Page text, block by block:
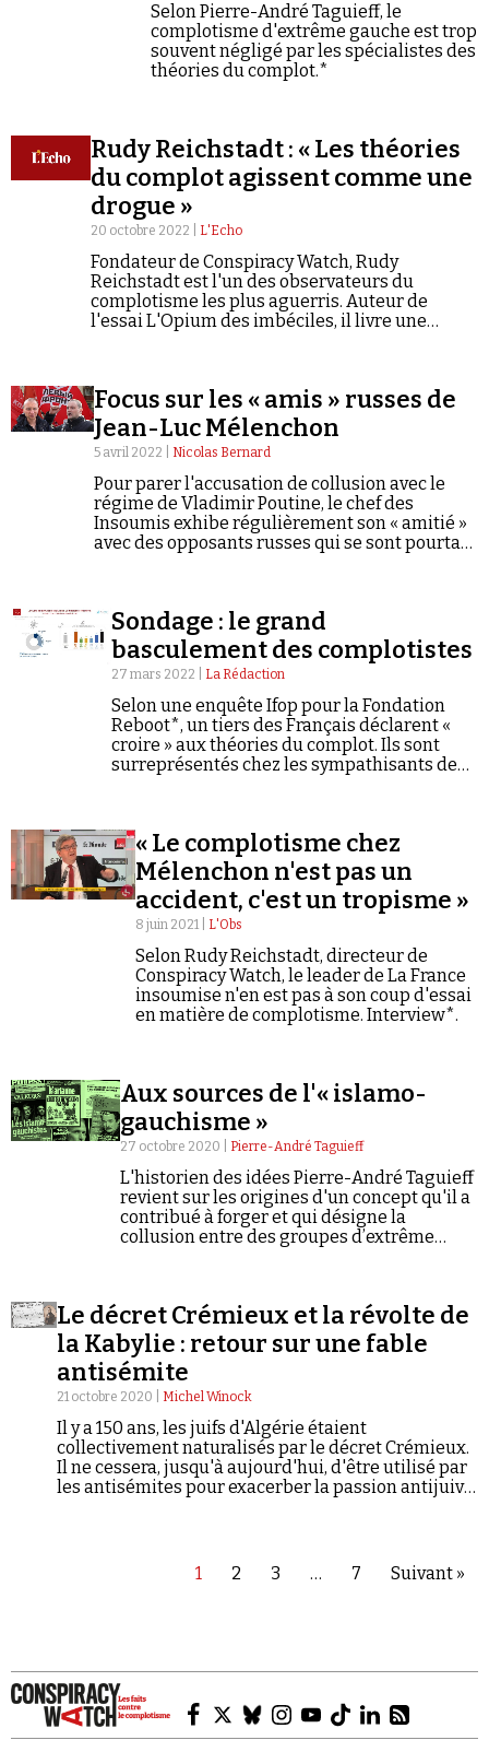
Selon Pierre-André Taguieff, le
complotisme d'extrême gauche est trop
souvent négligé par les spécialistes des
théories du complot.*
Rudy Reichstadt : « Les théories
du complot agissent comme une
drogue »
20 octobre 2022 | L'Echo
Fondateur de Conspiracy Watch, Rudy
Reichstadt est l'un des observateurs du
complotisme les plus aguerris. Auteur de
l'essai L'Opium des imbéciles, il livre une
Focus sur les « amis » russes de
Jean-Luc Mélenchon
5 avril 2022 | Nicolas Bernard
Pour parer l'accusation de collusion avec le
régime de Vladimir Poutine, le chef des
Insoumis exhibe régulièrement son « amitié »
avec des opposants russes qui se sont pourtant
Sondage : le grand
basculement des complotistes
27 mars 2022 | La Rédaction
Selon une enquête Ifop pour la Fondation
Reboot*, un tiers des Français déclarent «
croire » aux théories du complot. Ils sont
surreprésentés chez les sympathisants de
« Le complotisme chez
Mélenchon n'est pas un
accident, c'est un tropisme »
8 juin 2021 | L'Obs
Selon Rudy Reichstadt, directeur de
Conspiracy Watch, le leader de La France
insoumise n'en est pas à son coup d'essai
en matière de complotisme. Interview*.
Aux sources de l'« islamo-
gauchisme »
27 octobre 2020 | Pierre-André Taguieff
L'historien des idées Pierre-André Taguieff
revient sur les origines d'un concept qu'il a
contribué à forger et qui désigne la
collusion entre des groupes d’extrême
Le décret Crémieux et la révolte de
la Kabylie : retour sur une fable
antisémite
21 octobre 2020 | Michel Winock
Il y a 150 ans, les juifs d'Algérie étaient
collectivement naturalisés par le décret Crémieux.
Il ne cessera, jusqu'à aujourd'hui, d'être utilisé par
les antisémites pour exacerber la passion antijuive.
colons qui, les premiers, imputeront au décret
Crémieux la cause de la révolte de la Kaby­lie en
1 2 3 … 7 Suivant »